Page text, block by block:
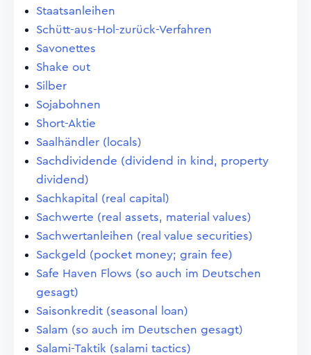
Staatsanleihen
Schütt-aus-Hol-zurück-Verfahren
Savonettes
Shake out
Silber
Sojabohnen
Short-Aktie
Saalhändler (locals)
Sachdividende (dividend in kind, property
dividend)
Sachkapital (real capital)
Sachwerte (real assets, material values)
Sachwertanleihen (real value securities)
Sackgeld (pocket money; grain fee)
Safe Haven Flows (so auch im Deutschen
gesagt)
Saisonkredit (seasonal loan)
Salam (so auch im Deutschen gesagt)
Salami-Taktik (salami tactics)